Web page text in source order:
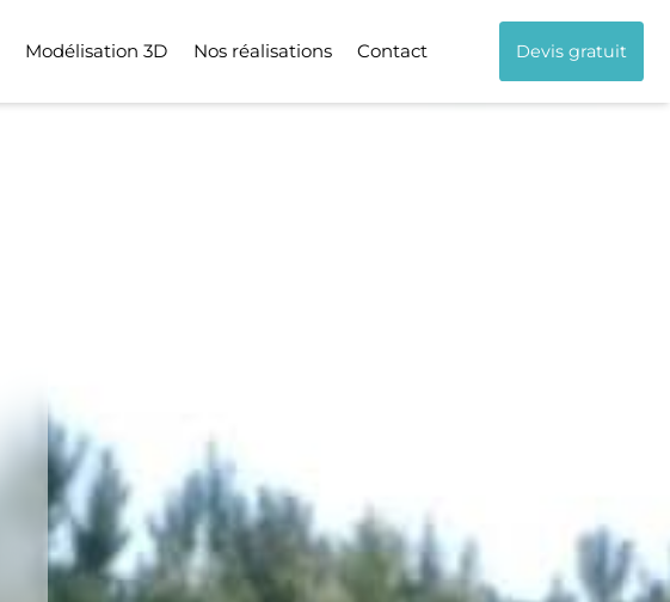
Modélisation 3D Nos réalisations Contact Devis gratuit